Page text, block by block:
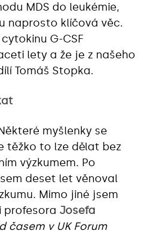
MDS do leukémie,
naprosto klíčová věc.
G-CSF
lety a že je z našeho
Tomáš Stopka.
myšlenky se
těžko to lze dělat bez
výzkumem. Po
deset let věnoval
Mimo jiné jsem
profesora Josefa
časem v UK Forum